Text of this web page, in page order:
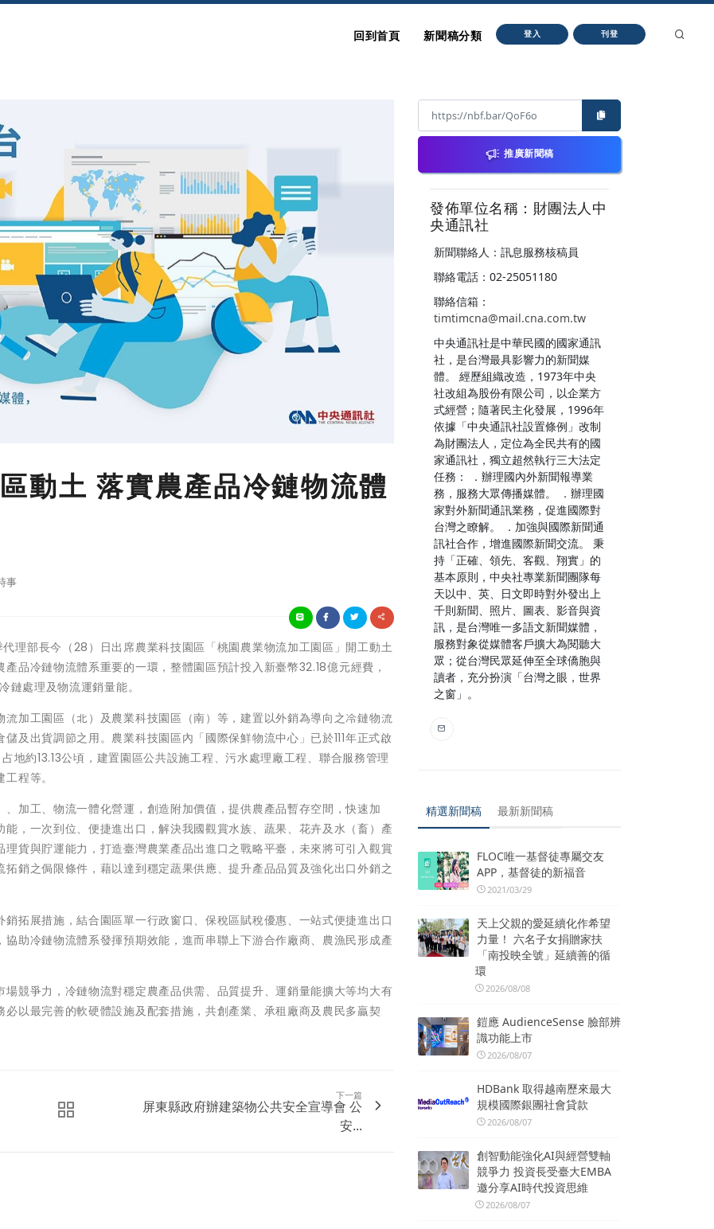
回到首頁 新聞稿分類 登入 刊登
動土 落實農產品冷鏈物流體
事
理部長今（28）日出席農業科技園區「桃園農業物流加工園區」開工動土
品冷鏈物流體系重要的一環，整體園區預計投入新臺幣32.18億元經費，
鏈處理及物流運銷量能。
加工園區（北）及農業科技園區（南）等，建置以外銷為導向之冷鏈物流
及出貨調節之用。農業科技園區內「國際保鮮物流中心」已於111年正式啟
地約13.13公頃，建置園區公共設施工程、污水處理廠工程、聯合服務管理
程等。
加工、物流一體化營運，創造附加價值，提供農產品暫存空間，快速加
，一次到位、便捷進出口，解決我國觀賞水族、蔬果、花卉及水（畜）產
貨與貯運能力，打造臺灣農業產品出進口之戰略平臺，未來將可引入觀賞
銷之侷限條件，藉以達到穩定蔬果供應、提升產品品質及強化出口外銷之
拓展措施，結合園區單一行政窗口、保稅區賦稅優惠、一站式便捷進出口
助冷鏈物流體系發揮預期效能，進而串聯上下游合作廠商、農漁民形成產
競爭力，冷鏈物流對穩定農產品供需、品質提升、運銷量能擴大等均大有
以最完善的軟硬體設施及配套措施，共創產業、承租廠商及農民多贏契
下一篇
屏東縣政府辦建築物公共安全宣導會 公
安...
推廣新聞稿
發佈單位名稱：財團法人中
央通訊社
新聞聯絡人：訊息服務核稿員
聯絡電話：02-25051180
聯絡信箱：
timtimcna@mail.cna.com.tw
中央通訊社是中華民國的國家通訊
社，是台灣最具影響力的新聞媒
體。 經歷組織改造，1973年中央
社改組為股份有限公司，以企業方
式經營；隨著民主化發展，1996年
依據「中央通訊社設置條例」改制
為財團法人，定位為全民共有的國
家通訊社，獨立超然執行三大法定
任務： ．辦理國內外新聞報導業
務，服務大眾傳播媒體。 ．辦理國
家對外新聞通訊業務，促進國際對
台灣之瞭解。 ．加強與國際新聞通
訊社合作，增進國際新聞交流。 秉
持「正確、領先、客觀、翔實」的
基本原則，中央社專業新聞團隊每
天以中、英、日文即時對外發出上
千則新聞、照片、圖表、影音與資
訊，是台灣唯一多語文新聞媒體，
服務對象從媒體客戶擴大為閱聽大
眾；從台灣民眾延伸至全球僑胞與
讀者，充分扮演「台灣之眼，世界
之窗」。
精選新聞稿 最新新聞稿
FLOC唯一基督徒專屬交友
APP，基督徒的新福音
2021/03/29
天上父親的愛延續化作希望
力量！ 六名子女捐贈家扶
「南投映全號」延續善的循
環
2026/08/08
鎧應 AudienceSense 臉部辨
識功能上市
2026/08/07
HDBank 取得越南歷來最大
規模國際銀團社會貸款
2026/08/07
創智動能強化AI與經營雙軸
競爭力 投資長受臺大EMBA
邀分享AI時代投資思維
2026/08/07